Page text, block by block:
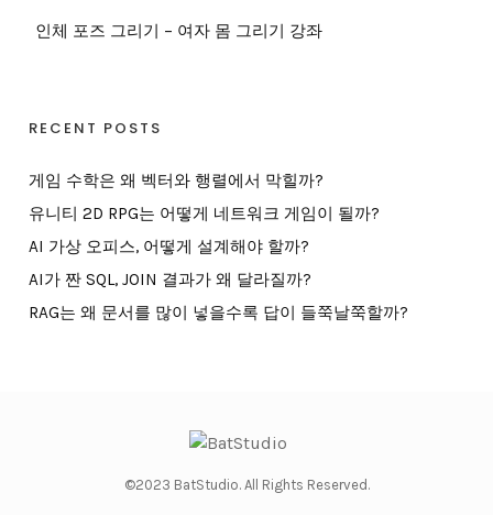
인체 포즈 그리기 – 여자 몸 그리기 강좌
RECENT POSTS
게임 수학은 왜 벡터와 행렬에서 막힐까?
유니티 2D RPG는 어떻게 네트워크 게임이 될까?
AI 가상 오피스, 어떻게 설계해야 할까?
AI가 짠 SQL, JOIN 결과가 왜 달라질까?
RAG는 왜 문서를 많이 넣을수록 답이 들쭉날쭉할까?
©2023 BatStudio. All Rights Reserved.